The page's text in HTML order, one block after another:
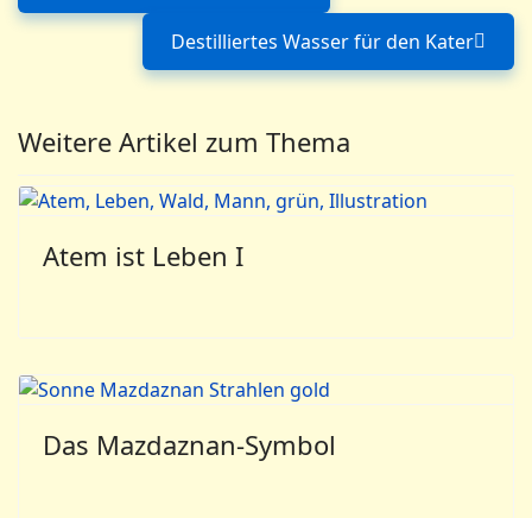
Nächster Beitrag:
Destilliertes Wasser für den Kater
Weitere Artikel zum Thema
Atem ist Leben I
Das Mazdaznan-Symbol